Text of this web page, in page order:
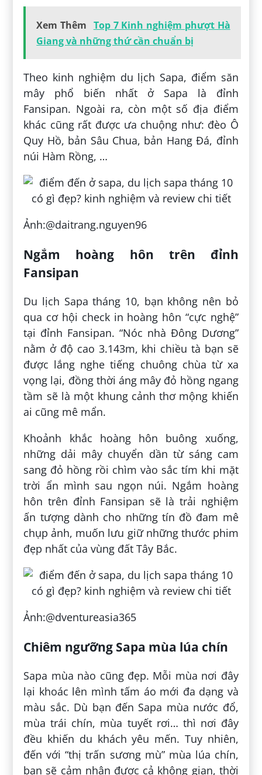
Xem Thêm Top 7 Kinh nghiệm phượt Hà
Giang và những thứ cần chuẩn bị
Theo kinh nghiệm du lịch Sapa, điểm săn
mây phổ biến nhất ở Sapa là đỉnh
Fansipan. Ngoài ra, còn một số địa điểm
khác cũng rất được ưa chuộng như: đèo Ô
Quy Hồ, bản Sâu Chua, bản Hang Đá, đỉnh
núi Hàm Rồng, …
Ảnh:@daitrang.nguyen96
Ngắm hoàng hôn trên đỉnh
Fansipan
Du lịch Sapa tháng 10, bạn không nên bỏ
qua cơ hội check in hoàng hôn “cực nghệ”
tại đỉnh Fansipan. “Nóc nhà Đông Dương”
nằm ở độ cao 3.143m, khi chiều tà bạn sẽ
được lắng nghe tiếng chuông chùa từ xa
vọng lại, đồng thời áng mây đỏ hồng ngang
tầm sẽ là một khung cảnh thơ mộng khiến
ai cũng mê mẩn.
Khoảnh khắc hoàng hôn buông xuống,
những dải mây chuyển dần từ sáng cam
sang đỏ hồng rồi chìm vào sắc tím khi mặt
trời ẩn mình sau ngọn núi. Ngắm hoàng
hôn trên đỉnh Fansipan sẽ là trải nghiệm
ấn tượng dành cho những tín đồ đam mê
chụp ảnh, muốn lưu giữ những thước phim
đẹp nhất của vùng đất Tây Bắc.
Ảnh:@dventureasia365
Chiêm ngưỡng Sapa mùa lúa chín
Sapa mùa nào cũng đẹp. Mỗi mùa nơi đây
lại khoác lên mình tấm áo mới đa dạng và
màu sắc. Dù bạn đến Sapa mùa nước đổ,
mùa trái chín, mùa tuyết rơi… thì nơi đây
đều khiến du khách yêu mến. Tuy nhiên,
đến với “thị trấn sương mù” mùa lúa chín,
bạn sẽ cảm nhận được cả không gian, thời